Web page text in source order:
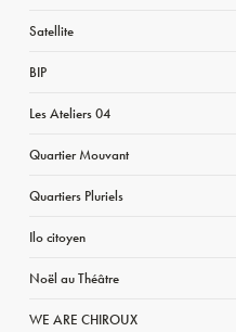
Satellite
BIP
Les Ateliers 04
Quartier Mouvant
Quartiers Pluriels
Ilo citoyen
Noël au Théâtre
WE ARE CHIROUX